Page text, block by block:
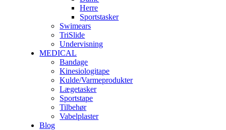
Herre
Sportstasker
Swimears
TriSlide
Undervisning
MEDICAL
Bandage
Kinesiologitape
Kulde/Varmeprodukter
Lægetasker
Sportstape
Tilbehør
Vabelplaster
Blog